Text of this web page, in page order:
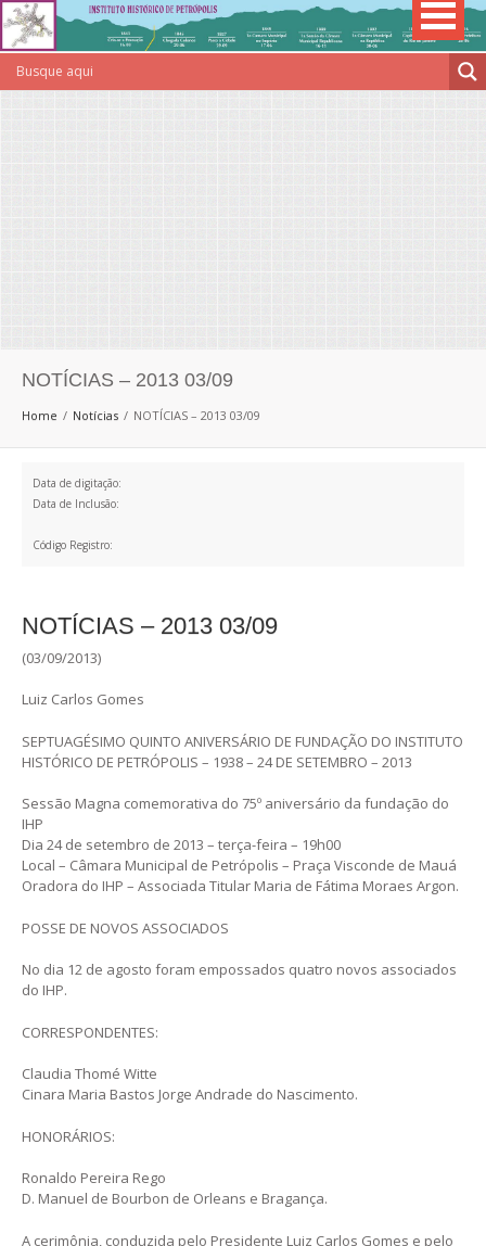
NOTÍCIAS – 2013 03/09
Home Notícias NOTÍCIAS – 2013 03/09
Data de digitação:
Data de Inclusão:
Código Registro:
NOTÍCIAS – 2013 03/09
(03/09/2013)
Luiz Carlos Gomes
SEPTUAGÉSIMO QUINTO ANIVERSÁRIO DE FUNDAÇÃO DO INSTITUTO
HISTÓRICO DE PETRÓPOLIS – 1938 – 24 DE SETEMBRO – 2013
Sessão Magna comemorativa do 75º aniversário da fundação do
IHP
Dia 24 de setembro de 2013 – terça-feira – 19h00
Local – Câmara Municipal de Petrópolis – Praça Visconde de Mauá
Oradora do IHP – Associada Titular Maria de Fátima Moraes Argon.
POSSE DE NOVOS ASSOCIADOS
No dia 12 de agosto foram empossados quatro novos associados
do IHP.
CORRESPONDENTES:
Claudia Thomé Witte
Cinara Maria Bastos Jorge Andrade do Nascimento.
HONORÁRIOS:
Ronaldo Pereira Rego
D. Manuel de Bourbon de Orleans e Bragança.
A cerimônia, conduzida pelo Presidente Luiz Carlos Gomes e pelo